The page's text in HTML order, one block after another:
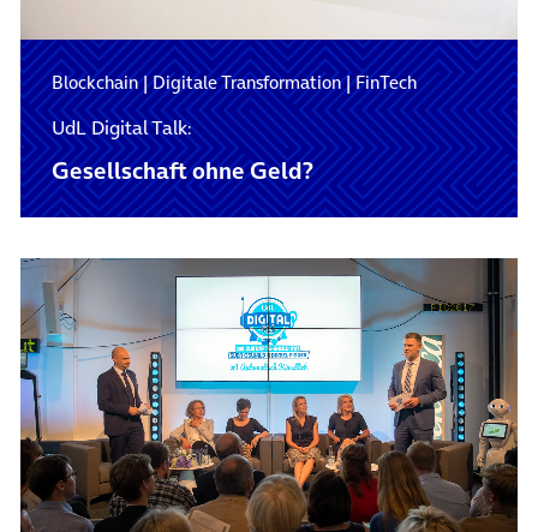
Blockchain|Digitale Transformation|FinTech
UdL Digital Talk:
Gesellschaft ohne Geld?